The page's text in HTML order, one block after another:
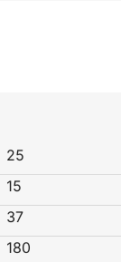
25
15
37
180